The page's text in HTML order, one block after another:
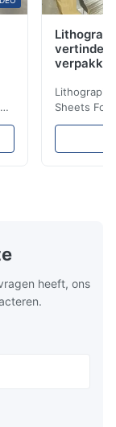
vertinde
Sheets For
929mm
packaging
heeft, ons